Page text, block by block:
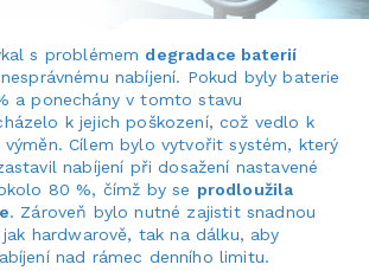
s problémem degradace baterií
nabíjení. Pokud byly baterie
a ponechány v tomto stavu
k jejich poškození, což vedlo k
Cílem bylo vytvořit systém, který
nabíjení při dosažení nastavené
80 %, čímž by se prodloužila
. Zároveň bylo nutné zajistit snadnou
hardwarově, tak na dálku, aby
nad rámec denního limitu.